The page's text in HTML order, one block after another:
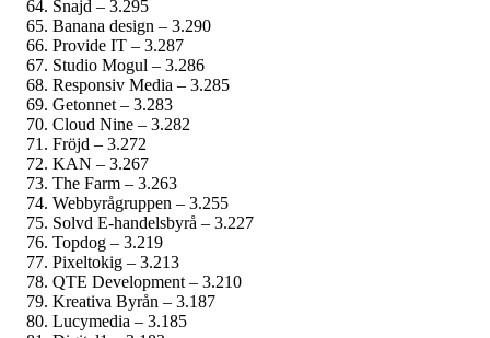
Snajd – 3.295
Banana design – 3.290
Provide IT – 3.287
Studio Mogul – 3.286
Responsiv Media – 3.285
Getonnet – 3.283
Cloud Nine – 3.282
Fröjd – 3.272
KAN – 3.267
The Farm – 3.263
Webbyrågruppen – 3.255
Solvd E-handelsbyrå – 3.227
Topdog – 3.219
Pixeltokig – 3.213
QTE Development – 3.210
Kreativa Byrån – 3.187
Lucymedia – 3.185